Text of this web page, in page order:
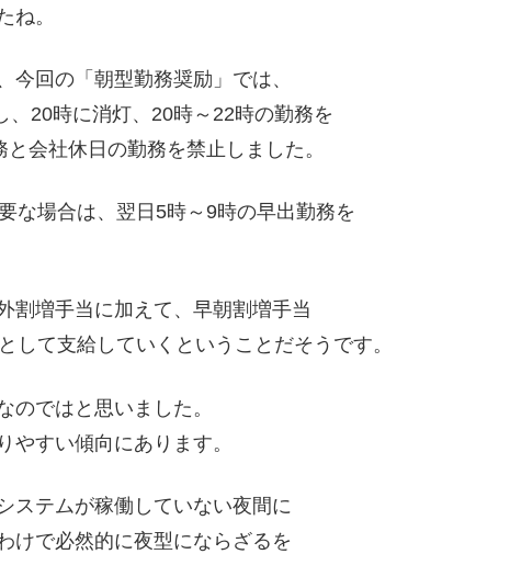
ね。
今回の「朝型勤務奨励」では、
20時に消灯、20時～22時の勤務を
会社休日の勤務を禁止しました。
な場合は、翌日5時～9時の早出勤務を
割増手当に加えて、早朝割増手当
して支給していくということだそうです。
のではと思いました。
やすい傾向にあります。
ステムが稼働していない夜間に
けで必然的に夜型にならざるを